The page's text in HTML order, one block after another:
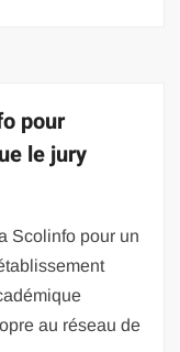
pour
le jury
Scolinfo pour un
au réseau de